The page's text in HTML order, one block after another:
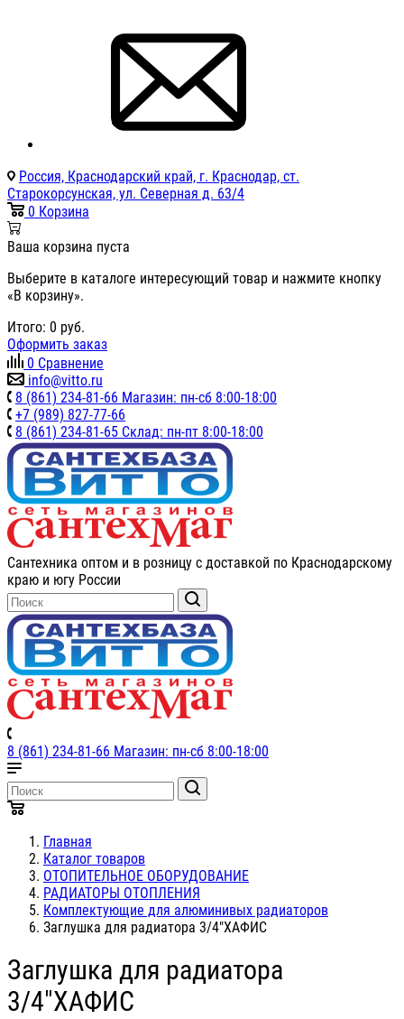
Россия, Краснодарский край, г. Краснодар, ст.
Старокорсунская, ул. Северная д. 63/4
0 Корзина
Ваша корзина пуста
Выберите в каталоге интересующий товар и нажмите кнопку
«В корзину».
Итого: 0 руб.
Оформить заказ
0 Сравнение
info@vitto.ru
8 (861) 234-81-66 Магазин: пн-сб 8:00-18:00
+7 (989) 827-77-66
8 (861) 234-81-65 Склад: пн-пт 8:00-18:00
Сантехника оптом и в розницу с доставкой по Краснодарскому
краю и югу России
8 (861) 234-81-66 Магазин: пн-сб 8:00-18:00
Главная
Каталог товаров
ОТОПИТЕЛЬНОЕ ОБОРУДОВАНИЕ
РАДИАТОРЫ ОТОПЛЕНИЯ
Комплектующие для алюминивых радиаторов
Заглушка для радиатора 3/4"ХАФИС
Заглушка для радиатора
3/4"ХАФИС